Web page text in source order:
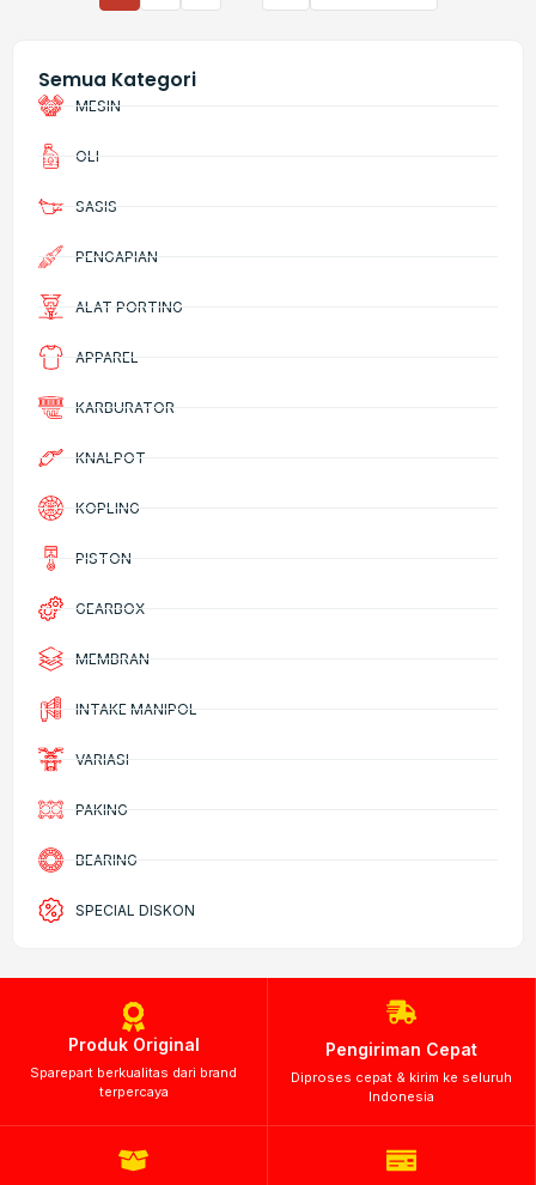
Semua Kategori
MESIN
OLI
SASIS
PENGAPIAN
ALAT PORTING
APPAREL
KARBURATOR
KNALPOT
KOPLING
PISTON
GEARBOX
MEMBRAN
INTAKE MANIPOL
VARIASI
PAKING
BEARING
SPECIAL DISKON
Produk Original
Sparepart berkualitas dari brand
terpercaya
Pengiriman Cepat
Diproses cepat & kirim ke seluruh
Indonesia